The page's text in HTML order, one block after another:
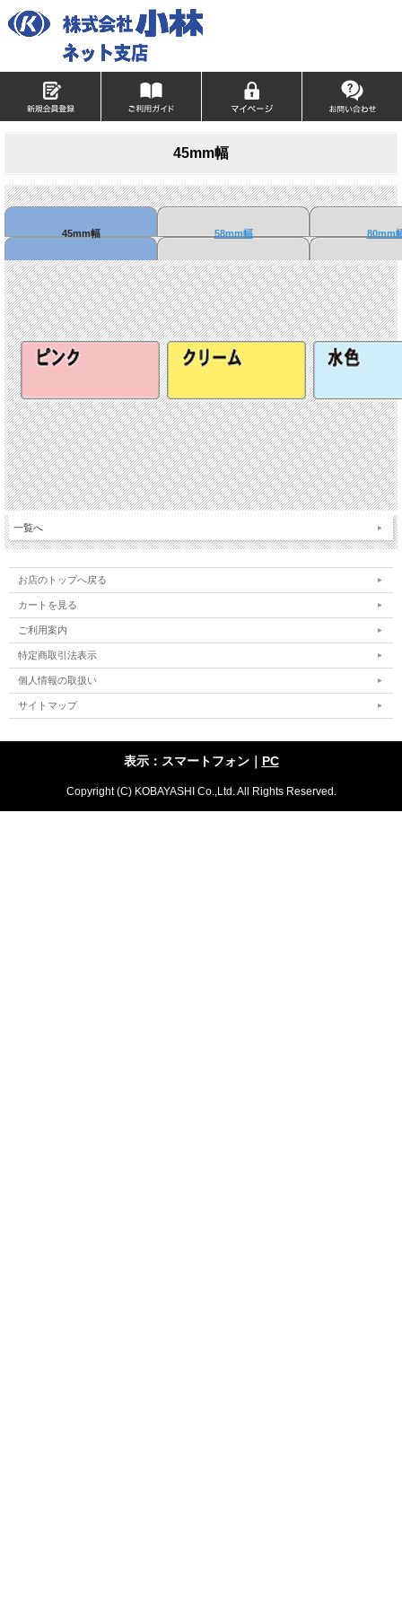
45mm幅
45mm幅 58mm幅 80mm
一覧へ
お店のトップへ戻る
カートを見る
ご利用案内
特定商取引法表示
個人情報の取扱い
サイトマップ
表示：スマートフォン｜ PC
Copyright (C) KOBAYASHI Co.,Ltd. All Rights Reserved.